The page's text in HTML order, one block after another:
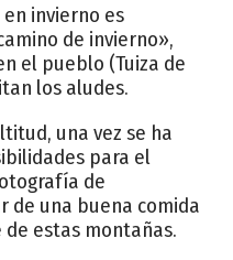
invierno es
de invierno»,
el pueblo (Tuiza de
los aludes.
una vez se ha
para el
de
de una buena comida
estas montañas.